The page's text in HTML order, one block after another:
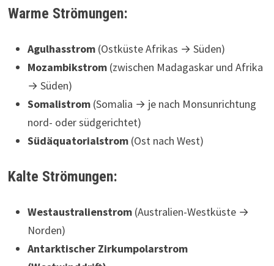
Warme Strömungen:
Agulhasstrom (Ostküste Afrikas → Süden)
Mozambikstrom (zwischen Madagaskar und Afrika
→ Süden)
Somalistrom (Somalia → je nach Monsunrichtung
nord- oder südgerichtet)
Südäquatorialstrom (Ost nach West)
Kalte Strömungen:
Westaustralienstrom (Australien-Westküste →
Norden)
Antarktischer Zirkumpolarstrom